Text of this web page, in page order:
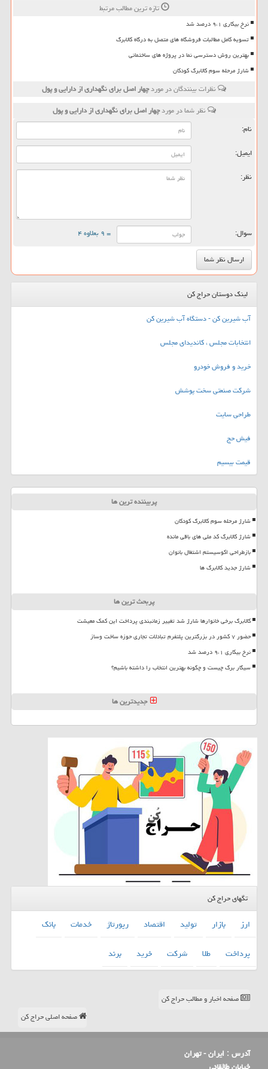
تازه ترین مطالب مرتبط
نرخ بیکاری ۹،۱ درصد شد
تسویه کامل مطالبات فروشگاه های متصل به درگاه کالابرگ
بهترین روش دسترسی نما در پروژه های ساختمانی
شارژ مرحله سوم کالابرگ کودکان
نظرات بینندگان در موردچهار اصل برای نگهداری از دارایی و پول
نظر شما در موردچهار اصل برای نگهداری از دارایی و پول
نام:
ایمیل:
نظر:
سوال: = ۹ بعلاوه ۴
لینک دوستان حراج کن
آب شیرین کن - دستگاه آب شیرین کن
انتخابات مجلس ، کاندیدای مجلس
خرید و فروش خودرو
شرکت صنعتی سخت پوشش
طراحی سایت
فیش حج
قیمت بیسیم
پربیننده ترین ها
شارژ مرحله سوم کالابرگ کودکان
شارژ کالابرگ کد ملی های باقی مانده
بازطراحی اکوسیستم اشتغال بانوان
شارژ جدید کالابرگ ها
پربحث ترین ها
کالابرگ برخی خانوارها شارژ شد تغییر زمانبندی پرداخت این کمک معیشت
حضور ۷ کشور در بزرگترین پلتفرم تبادلات تجاری حوزه ساخت وساز
نرخ بیکاری ۹،۱ درصد شد
سیگار برگ چیست و چگونه بهترین انتخاب را داشته باشیم؟
جدیدترین ها
تگهای حراج کن
ارز بازار تولید اقتصاد رپورتاژ خدمات
بانك
پرداخت
طلا شركت خرید برند
صفحه اخبار و مطالب حراج کن
صفحه اصلی حراج کن
آدرس : ایران - تهران